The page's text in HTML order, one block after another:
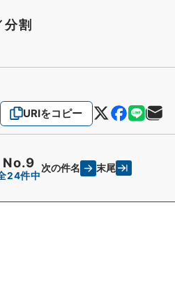
割
URIをコピー
No.9
24件中
次の件名 末尾